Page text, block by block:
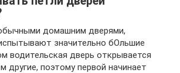
домашним дверями,
значительно бОльшие
водительская дверь открывается
другие, поэтому первой начинает